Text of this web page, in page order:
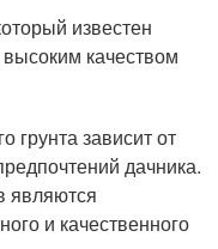
известен
качеством
грунта зависит от
дачника.
являются
и качественного